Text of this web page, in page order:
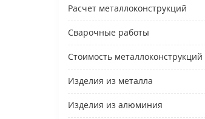
Расчет металлоконструкций
Сварочные работы
Стоимость металлоконструкций
Изделия из металла
Изделия из алюминия